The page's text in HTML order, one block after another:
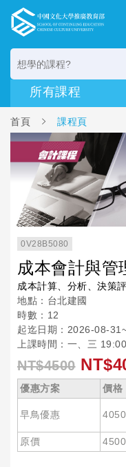
首頁 課程頁
0V28B5080
成本會計與管
成本計算、分析、決策
地點：台北建國
時數：12
起迄日期：2026-08-
上課時間：一、三
NT$4500
優惠方案 價格
早鳥優惠 4050
原價
4500